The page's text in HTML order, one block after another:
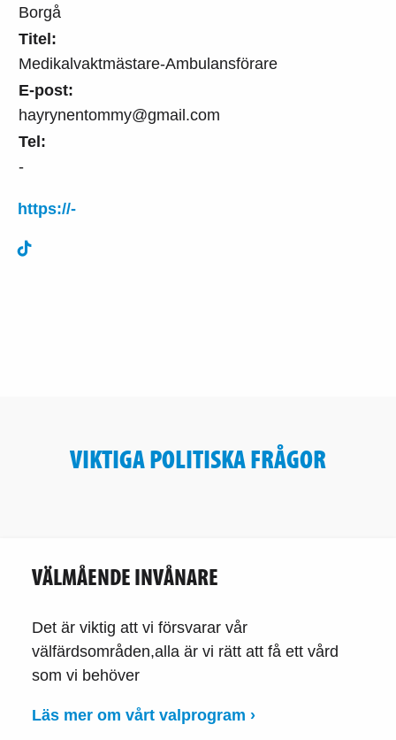
Borgå
Titel:
Medikalvaktmästare-Ambulansförare
E-post:
hayrynentommy@gmail.com
Tel:
-
https://-
VIKTIGA POLITISKA FRÅGOR
VÄLMÅENDE INVÅNARE
Det är viktig att vi försvarar vår
välfärdsområden,alla är vi rätt att få ett vård
som vi behöver
Läs mer om vårt valprogram ›